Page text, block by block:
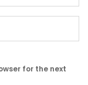
for the next